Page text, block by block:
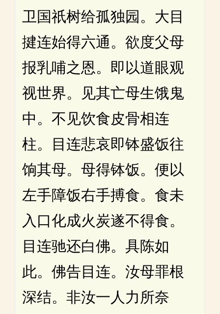
卫国祇树给孤独园。大目
揵连始得六通。欲度父母
报乳哺之恩。即以道眼观
视世界。见其亡母生饿鬼
中。不见饮食皮骨相连
柱。目连悲哀即钵盛饭往
饷其母。母得钵饭。便以
左手障饭右手搏食。食未
入口化成火炭遂不得食。
目连驰还白佛。具陈如
此。佛告目连。汝母罪根
深结。非汝一人力所奈